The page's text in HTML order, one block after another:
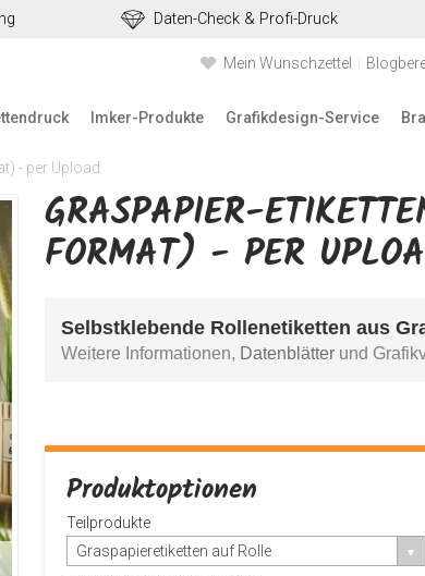
Daten-Check & Profi-Druck
Mein Wunschzettel
Imker-Produkte Grafikdesign-Service
- per Upload
GRASPAPIER-
FORMAT) - PER
Selbstklebende Rollenetiketten aus
Weitere Informationen, Datenblätter und
Produktoptionen
Teilprodukte
Graspapieretiketten auf Rolle